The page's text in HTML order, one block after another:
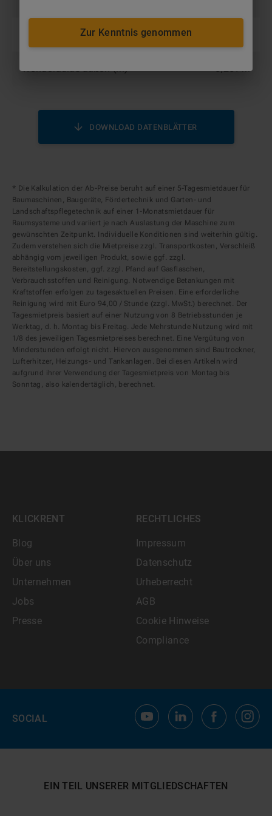
Transportlänge (m)
Wenderadius außen (m) 6,267 m
DOWNLOAD DATENBLÄTTER
* Die Kalkulation der Ab-Preise beruht auf einer 5-Tagesmietdauer für
Baumaschinen, Baugeräte, Fördertechnik und Garten- und
Landschaftspflegetechnik auf einer 1-Monatsmietdauer für
Raumsysteme und variiert je nach Auslastung der Maschine zum
gewünschten Zeitpunkt. Individuelle Konditionen sind weiterhin gültig.
Zudem verstehen sich die Mietpreise zzgl. Transportkosten, Verschleiß
abhängig vom jeweiligen Produkt, sowie ggf. zzgl.
Bereitstellungskosten, ggf. zzgl. Pfand auf Gasflaschen,
Verbrauchsstoffen und Reinigung. Notwendige Betankungen mit
Kraftstoffen erfolgen zu tagesaktuellen Preisen. Eine erforderliche
Reinigung wird mit Euro 94,00 / Stunde (zzgl. MwSt.) berechnet. Der
Tagesmietpreis basiert auf einer Nutzung von 8 Betriebsstunden je
Werktag, d. h. Montag bis Freitag. Jede Mehrstunde Nutzung wird mit
1/8 des jeweiligen Tagesmietpreises berechnet. Eine Vergütung von
Minderstunden erfolgt nicht. Hiervon ausgenommen sind Bautrockner,
Lufterhitzer, Heizungs- und Tankanlagen. Bei diesen Artikeln wird
aufgrund ihrer Verwendung der Tagesmietpreis von Montag bis
Sonntag, also kalendertäglich, berechnet.
KLICKRENT
Blog
Über uns
Unternehmen
Jobs
Presse
RECHTLICHES
Impressum
Datenschutz
Urheberrecht
AGB
Cookie Hinweise
Compliance
SOCIAL
EIN TEIL UNSERER MITGLIEDSCHAFTEN
Zur Kenntnis genommen